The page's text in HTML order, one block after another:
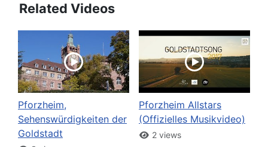
Related Videos
Pforzheim,
Sehenswürdigkeiten der
Goldstadt
Pforzheim Allstars
(Offizielles Musikvideo)
2 views